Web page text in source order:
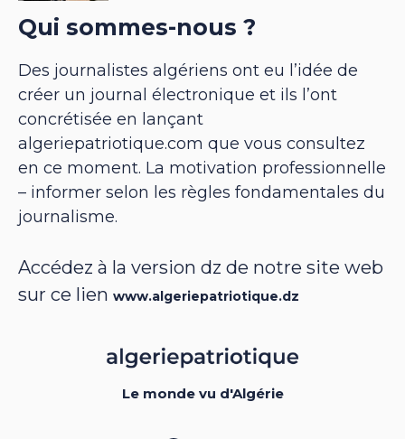
Qui sommes-nous ?
Des journalistes algériens ont eu l’idée de
créer un journal électronique et ils l’ont
concrétisée en lançant
algeriepatriotique.com que vous consultez
en ce moment. La motivation professionnelle
– informer selon les règles fondamentales du
journalisme.
Accédez à la version dz de notre site web
sur ce lien www.algeriepatriotique.dz
Le monde vu d'Algérie